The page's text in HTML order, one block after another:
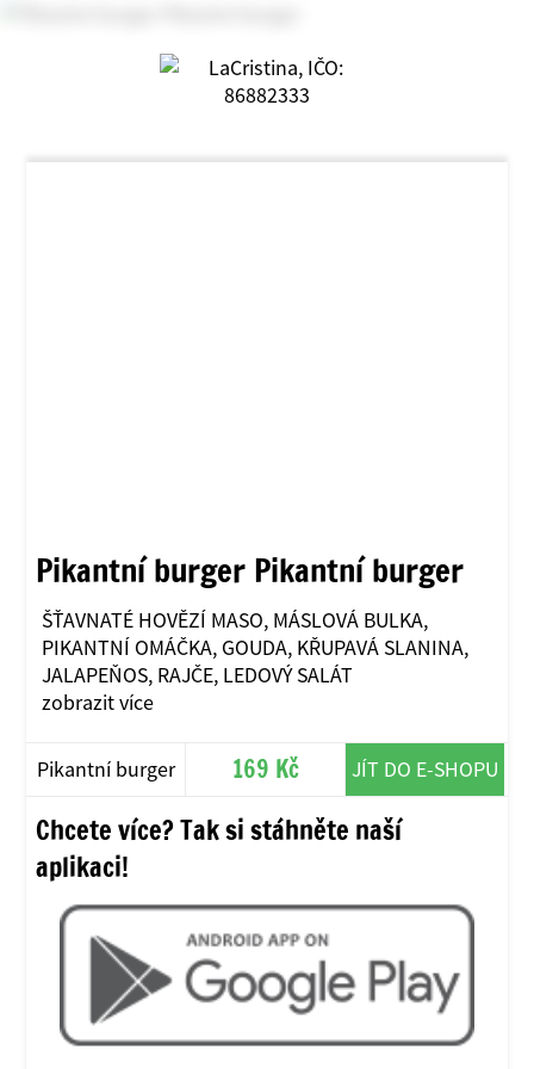
Pikantní burger Pikantní burger
ŠŤAVNATÉ HOVĚZÍ MASO, MÁSLOVÁ BULKA,
PIKANTNÍ OMÁČKA, GOUDA, KŘUPAVÁ SLANINA,
JALAPEŇOS, RAJČE, LEDOVÝ SALÁT
zobrazit více
Pikantní burger 169 Kč JÍT DO E-SHOPU
Chcete více? Tak si stáhněte naší
aplikaci!